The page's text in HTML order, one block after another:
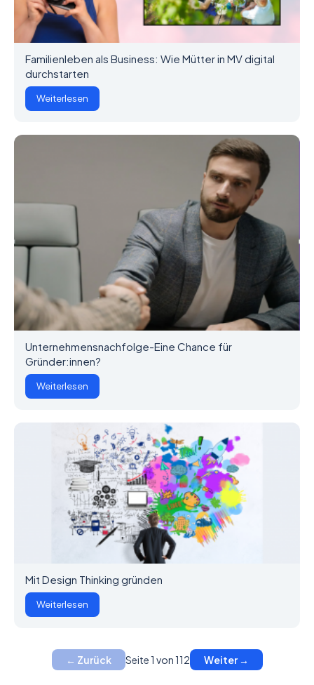
Familienleben als Business: Wie Mütter in MV digital
durchstarten
Weiterlesen
Unternehmensnachfolge-Eine Chance für
Gründer:innen?
Weiterlesen
Mit Design Thinking gründen
Weiterlesen
← Zurück Seite 1 von 112 Weiter →